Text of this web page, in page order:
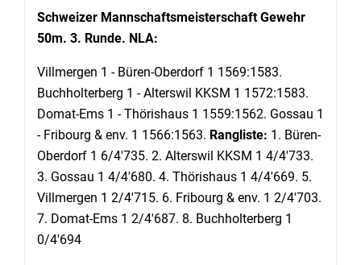
Schweizer Mannschaftsmeisterschaft Gewehr
50m. 3. Runde. NLA:
Villmergen 1 - Büren-Oberdorf 1 1569:1583.
Buchholterberg 1 - Alterswil KKSM 1 1572:1583.
Domat-Ems 1 - Thörishaus 1 1559:1562. Gossau 1
- Fribourg & env. 1 1566:1563. Rangliste: 1. Büren-
Oberdorf 1 6/4'735. 2. Alterswil KKSM 1 4/4'733.
3. Gossau 1 4/4'680. 4. Thörishaus 1 4/4'669. 5.
Villmergen 1 2/4'715. 6. Fribourg & env. 1 2/4'703.
7. Domat-Ems 1 2/4'687. 8. Buchholterberg 1
0/4'694